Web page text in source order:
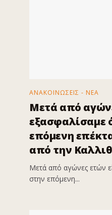
ΑΝΑΚΟΙΝΩΣΕΙΣ - ΝΕΑ
Μετά από
εξασφαλίσαμε
επόμενη
από την
Μετά από αγώνες ετών
στην επόμενη...